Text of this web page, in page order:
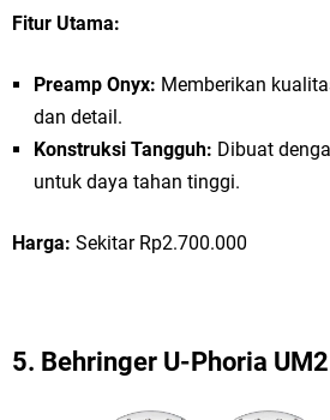
Fitur Utama:
Preamp Onyx: Memberikan
dan detail.
Konstruksi Tangguh: Dibuat
untuk daya tahan tinggi.
Harga: Sekitar Rp2.700.000
5. Behringer U-Phoria UM2